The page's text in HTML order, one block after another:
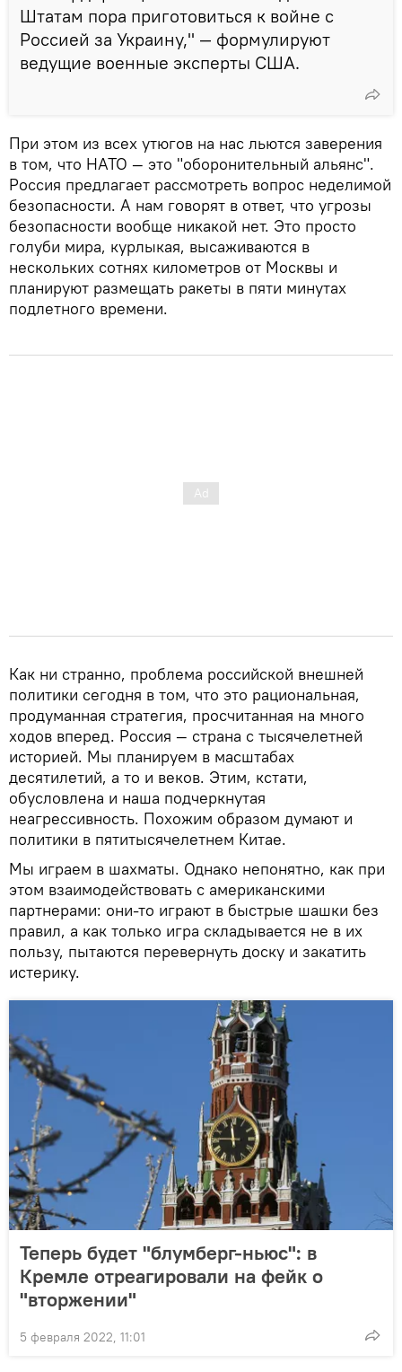
Штатам пора приготовиться к войне с
Россией за Украину," — формулируют
ведущие военные эксперты США.
При этом из всех утюгов на нас льются заверения
в том, что НАТО — это "оборонительный альянс".
Россия предлагает рассмотреть вопрос неделимой
безопасности. А нам говорят в ответ, что угрозы
безопасности вообще никакой нет. Это просто
голуби мира, курлыкая, высаживаются в
нескольких сотнях километров от Москвы и
планируют размещать ракеты в пяти минутах
подлетного времени.
Как ни странно, проблема российской внешней
политики сегодня в том, что это рациональная,
продуманная стратегия, просчитанная на много
ходов вперед. Россия — страна с тысячелетней
историей. Мы планируем в масштабах
десятилетий, а то и веков. Этим, кстати,
обусловлена и наша подчеркнутая
неагрессивность. Похожим образом думают и
политики в пятитысячелетнем Китае.
Мы играем в шахматы. Однако непонятно, как при
этом взаимодействовать с американскими
партнерами: они-то играют в быстрые шашки без
правил, а как только игра складывается не в их
пользу, пытаются перевернуть доску и закатить
истерику.
Теперь будет "блумберг-ньюс": в
Кремле отреагировали на фейк о
"вторжении"
5 февраля 2022, 11:01